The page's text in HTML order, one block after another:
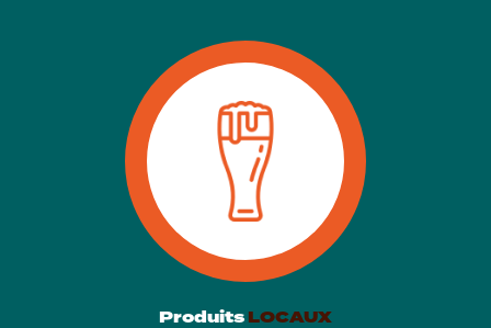
Produits LOCAUX